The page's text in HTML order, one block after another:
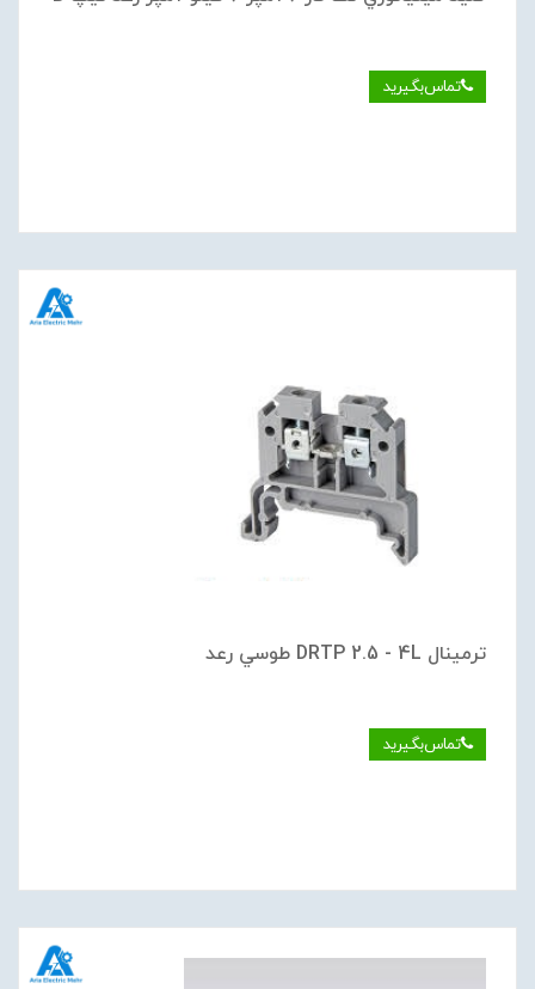
تماس‌بگیرید
ترمينال DRTP 2.5 - 4L طوسي رعد
تماس‌بگیرید